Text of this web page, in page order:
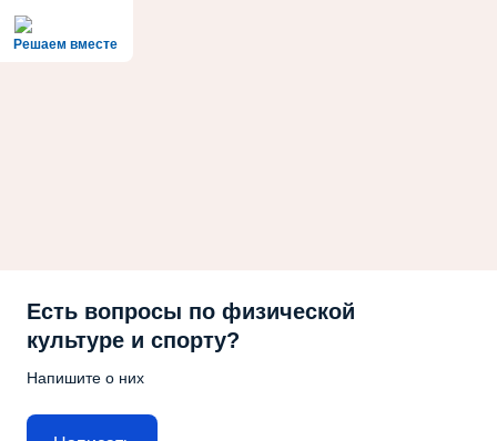
Решаем вместе
Есть вопросы по физической
культуре и спорту?
Напишите о них